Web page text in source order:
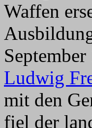
Waffen
Ludwig
mit den
fiel der